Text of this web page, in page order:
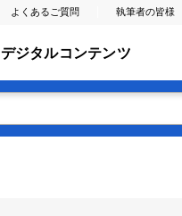
よくあるご質問 執筆者の皆様
デジタルコンテンツ